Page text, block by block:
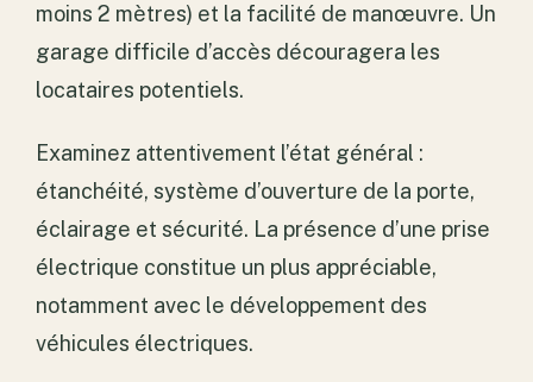
moins 2 mètres) et la facilité de manœuvre. Un
garage difficile d’accès découragera les
locataires potentiels.
Examinez attentivement l’état général :
étanchéité, système d’ouverture de la porte,
éclairage et sécurité. La présence d’une prise
électrique constitue un plus appréciable,
notamment avec le développement des
véhicules électriques.